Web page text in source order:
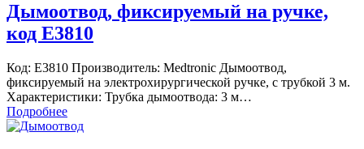
Дымоотвод, фиксируемый на ручке,
код Е3810
Код: Е3810 Производитель: Medtronic Дымоотвод,
фиксируемый на электрохирургической ручке, с трубкой 3 м.
Характеристики: Трубка дымоотвода: 3 м…
Подробнее